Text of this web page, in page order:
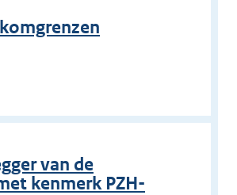
van de
kenmerk PZH-